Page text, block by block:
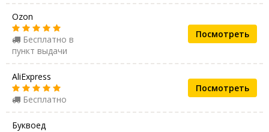
Ozon
Бесплатно в
пункт выдачи
Посмотреть
AliExpress
Бесплатно
Посмотреть
Буквоед